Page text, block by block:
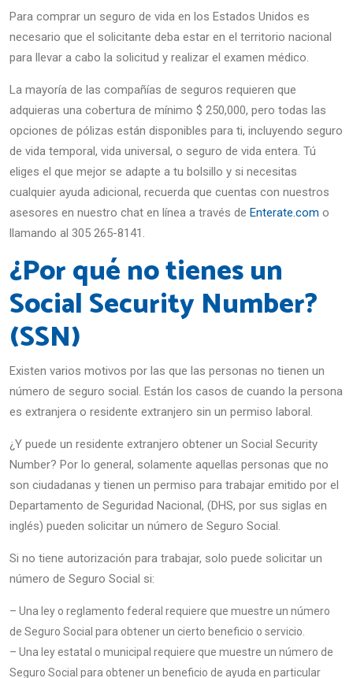
Para comprar un seguro de vida en los Estados Unidos es
necesario que el solicitante deba estar en el territorio nacional
para llevar a cabo la solicitud y realizar el examen médico.
La mayoría de las compañías de seguros requieren que
adquieras una cobertura de mínimo $ 250,000, pero todas las
opciones de pólizas están disponibles para ti, incluyendo seguro
de vida temporal, vida universal, o seguro de vida entera. Tú
eliges el que mejor se adapte a tu bolsillo y si necesitas
cualquier ayuda adicional, recuerda que cuentas con nuestros
asesores en nuestro chat en línea a través de Enterate.com o
llamando al 305 265-8141.
¿Por qué no tienes un
Social Security Number?
(SSN)
Existen varios motivos por las que las personas no tienen un
número de seguro social. Están los casos de cuando la persona
es extranjera o residente extranjero sin un permiso laboral.
¿Y puede un residente extranjero obtener un Social Security
Number? Por lo general, solamente aquellas personas que no
son ciudadanas y tienen un permiso para trabajar emitido por el
Departamento de Seguridad Nacional, (DHS, por sus siglas en
inglés) pueden solicitar un número de Seguro Social.
Si no tiene autorización para trabajar, solo puede solicitar un
número de Seguro Social si:
– Una ley o reglamento federal requiere que muestre un número
de Seguro Social para obtener un cierto beneficio o servicio.
– Una ley estatal o municipal requiere que muestre un número de
Seguro Social para obtener un beneficio de ayuda en particular